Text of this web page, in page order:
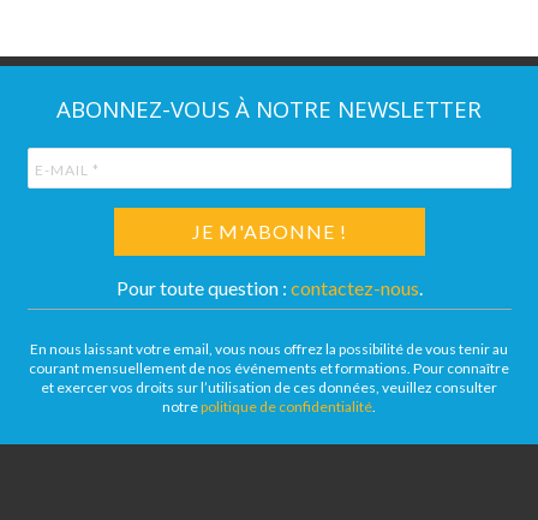
ABONNEZ-VOUS À NOTRE NEWSLETTER
Pour toute question : contactez-nous.
En nous laissant votre email, vous nous offrez la possibilité de vous tenir au
courant mensuellement de nos événements et formations. Pour connaître
et exercer vos droits sur l’utilisation de ces données, veuillez consulter
notrepolitique de confidentialité.